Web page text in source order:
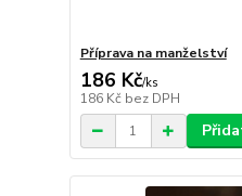
Příprava na manželství
186 Kč/ks
186 Kč bez DPH